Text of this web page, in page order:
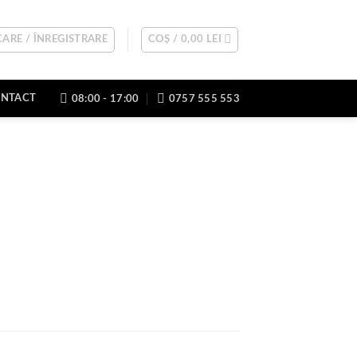
/ ÎNREGISTRARE COȘ / 0,00 LEI
08:00 - 17:00 0757 555 553